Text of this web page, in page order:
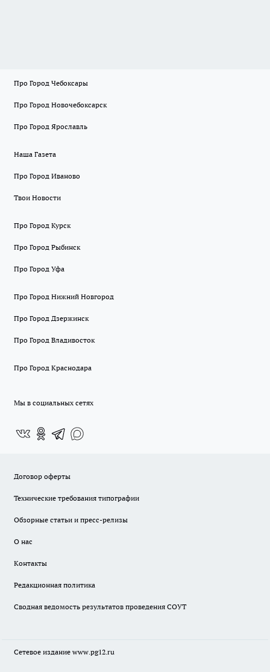
Про Город Чебоксары
Про Город Новочебоксарск
Про Город Ярославль
Наша Газета
Про Город Иваново
Твои Новости
Про Город Курск
Про Город Рыбинск
Про Город Уфа
Про Город Нижний Новгород
Про Город Дзержинск
Про Город Владивосток
Про Город Краснодара
Мы в социальных сетях
Договор оферты
Технические требования типографии
Обзорные статьи и пресс-релизы
О нас
Контакты
Редакционная политика
Сводная ведомость результатов проведения СОУТ
Сетевое издание www.pg12.ru